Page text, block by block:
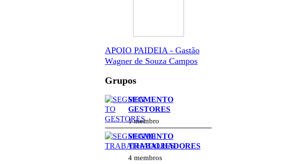
APOIO PAIDEIA - Gastão
Wagner de Souza Campos
Grupos
SEGMENTO
GESTORES
1 membro
SEGMENTO
TRABALHADORES
4 membros